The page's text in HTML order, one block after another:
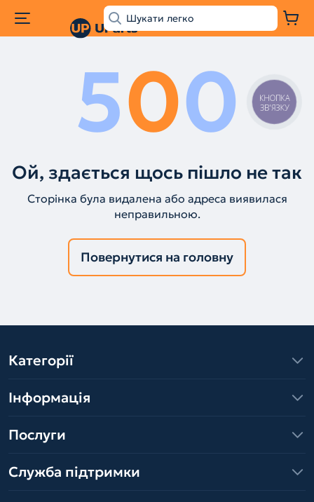
500
Ой, здається щось пішло не так
Сторінка була видалена або адреса виявилася
неправильною.
Повернутися на головну
Категорії
Інформація
Послуги
Служба підтримки
КНОПКА
ЗВ'ЯЗКУ